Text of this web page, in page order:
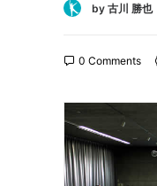
by 古川 勝也
0 Comments